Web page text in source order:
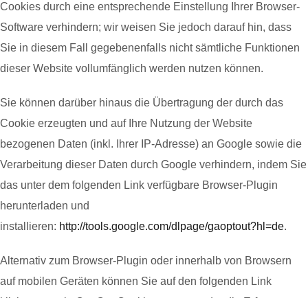
Cookies durch eine entsprechende Einstellung Ihrer Browser-
Software verhindern; wir weisen Sie jedoch darauf hin, dass
Sie in diesem Fall gegebenenfalls nicht sämtliche Funktionen
dieser Website vollumfänglich werden nutzen können.
Sie können darüber hinaus die Übertragung der durch das
Cookie erzeugten und auf Ihre Nutzung der Website
bezogenen Daten (inkl. Ihrer IP-Adresse) an Google sowie die
Verarbeitung dieser Daten durch Google verhindern, indem Sie
das unter dem folgenden Link verfügbare Browser-Plugin
herunterladen und
installieren: http://tools.google.com/dlpage/gaoptout?hl=de.
Alternativ zum Browser-Plugin oder innerhalb von Browsern
auf mobilen Geräten können Sie auf den folgenden Link